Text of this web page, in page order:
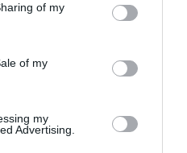
behaviour. You may click to
and its third-party tags to
purposes in below Google
of my
of my
my
Advertising.